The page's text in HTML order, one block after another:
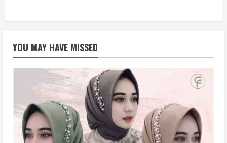
YOU MAY HAVE MISSED